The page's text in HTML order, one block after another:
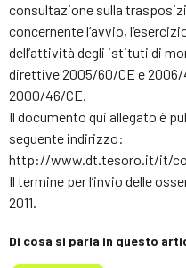
consultazione sulla
concernente l’avvio,
dell’attività degli istituti di
direttive 2005/60/CE e 2006/
2000/46/CE.
Il documento qui allegato è
seguente indirizzo:
http://www.dt.tesoro.it/it/
Il termine per l’invio delle
2011.
Di cosa si parla in questo